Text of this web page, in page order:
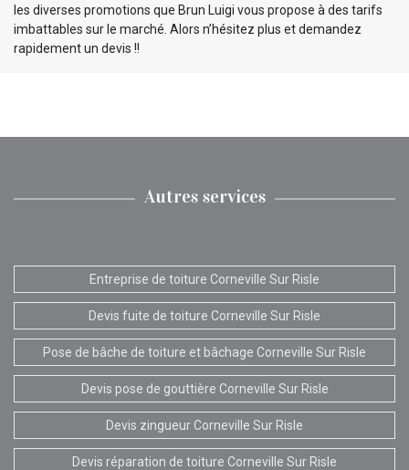
les diverses promotions que Brun Luigi vous propose à des tarifs
imbattables sur le marché. Alors n’hésitez plus et demandez
rapidement un devis !!
Autres services
Entreprise de toiture Corneville Sur Risle
Devis fuite de toiture Corneville Sur Risle
Pose de bâche de toiture et bâchage Corneville Sur Risle
Devis pose de gouttière Corneville Sur Risle
Devis zingueur Corneville Sur Risle
Devis réparation de toiture Corneville Sur Risle